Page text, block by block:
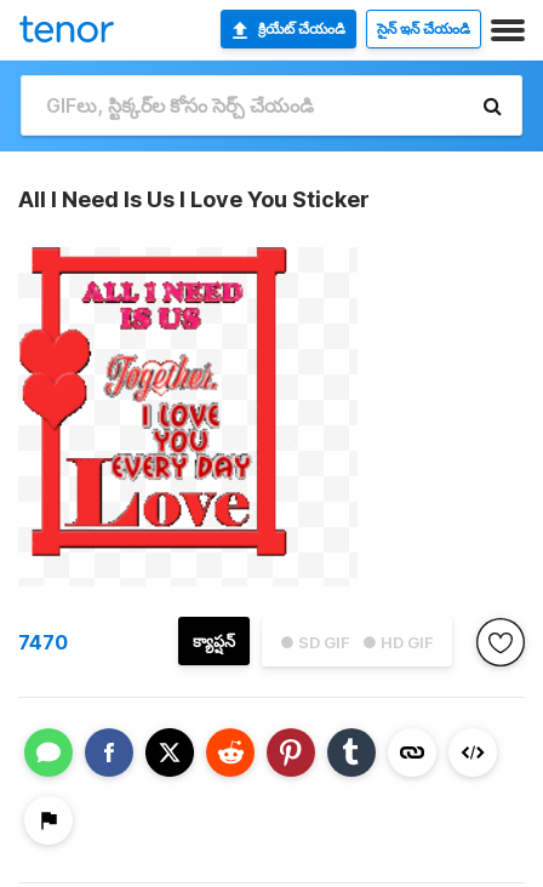
క్రియేట్ చేయండి సైన్ ఇన్ చేయండి
All I Need Is Us I Love You Sticker
● SD GIF ● HD GIF
క్యాప్షన్
7470